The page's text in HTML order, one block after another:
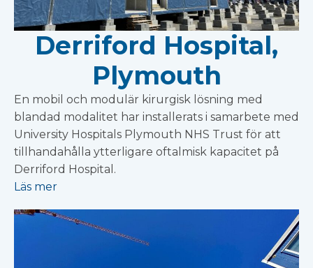
Derriford Hospital,
Plymouth
En mobil och modulär kirurgisk lösning med
blandad modalitet har installerats i samarbete med
University Hospitals Plymouth NHS Trust för att
tillhandahålla ytterligare oftalmisk kapacitet på
Derriford Hospital.
Läs mer